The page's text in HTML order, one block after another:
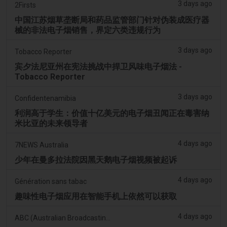
2Firsts 3 days ago
中国江苏烟草垄断局和药品监管部门针对伪装成医疗器
械的非法电子烟销售，界定六类违规行为
Tobacco Reporter 3 days ago
宾夕法尼亚州在宪法挑战中捍卫风味电子烟法 -
Tobacco Reporter
Confidentenamibia 3 days ago
利润高于学生：价值十亿美元的电子烟丑闻正在毒害纳
米比亚的未来领导者
7NEWS Australia 4 days ago
少年在曼多拉法院因黑天鹅电子烟视频被起诉
Génération sans tabac 4 days ago
趣味性电子烟应用在智能手机上依然可以获取
4 days ago